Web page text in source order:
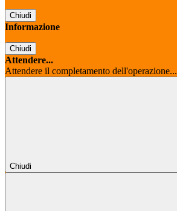
Chiudi
Informazione
Chiudi
Attendere...
Attendere il completamento dell'operazione...
Chiudi